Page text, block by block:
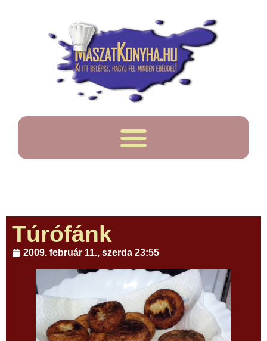
Túrófánk
2009. február 11., szerda 23:55